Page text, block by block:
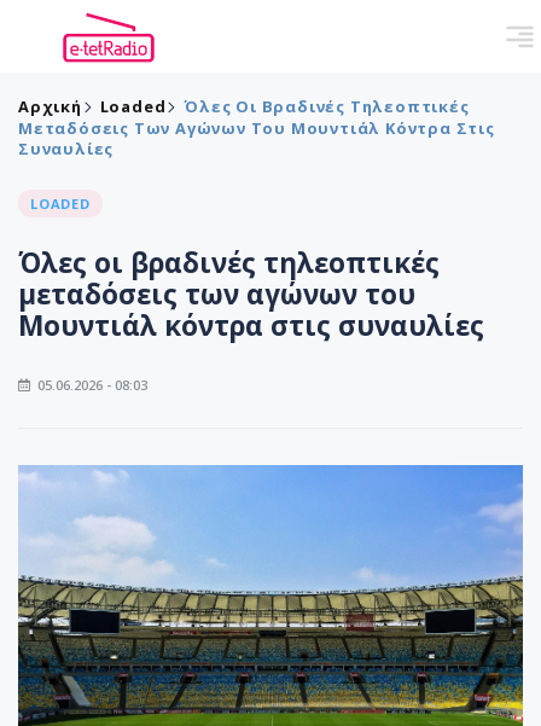
Αρχική Loaded
Όλες Οι Βραδινές Τηλεοπτικές
Μεταδόσεις Των Αγώνων Του Μουντιάλ Κόντρα Στις
Συναυλίες
LOADED
Όλες οι βραδινές τηλεοπτικές
μεταδόσεις των αγώνων του
Μουντιάλ κόντρα στις συναυλίες
05.06.2026 - 08:03